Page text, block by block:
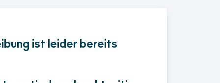
ist leider bereits